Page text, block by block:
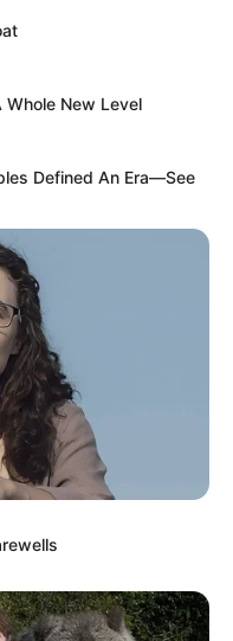
Whole New Level
Defined An Era—See